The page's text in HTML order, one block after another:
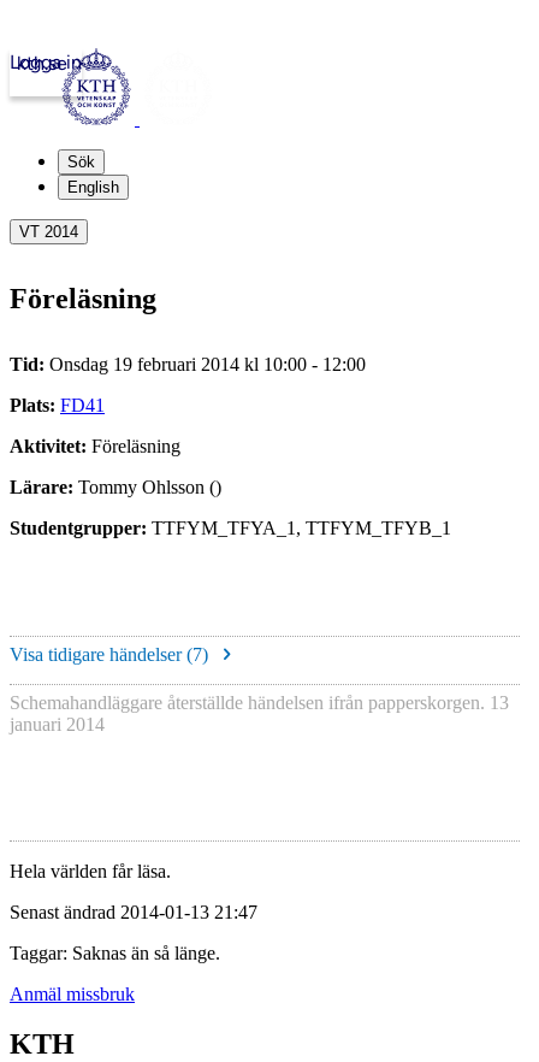
kth.se
Logga in
Sök
English
VT 2014
Föreläsning
Tid: Onsdag 19 februari 2014 kl 10:00 - 12:00
Plats: FD41
Aktivitet: Föreläsning
Lärare: Tommy Ohlsson ()
Studentgrupper: TTFYM_TFYA_1, TTFYM_TFYB_1
Visa tidigare händelser (7)
Schemahandläggare återställde händelsen ifrån papperskorgen. 13
januari 2014
Hela världen får läsa.
Senast ändrad 2014-01-13 21:47
Taggar: Saknas än så länge.
Anmäl missbruk
KTH